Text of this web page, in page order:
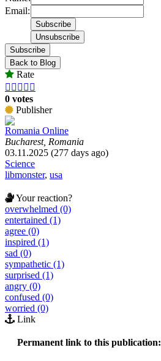
Email:
Subscribe
Back to Blog
Rate
    
0 votes
Publisher
Romania Online
Bucharest, Romania
03.11.2025 (277 days ago)
Science
libmonster, usa
Your reaction?
overwhelmed (0)
entertained (1)
agree (0)
inspired (1)
sad (0)
sympathetic (1)
surprised (1)
angry (0)
confused (0)
worried (0)
Link
Permanent link to this publication: